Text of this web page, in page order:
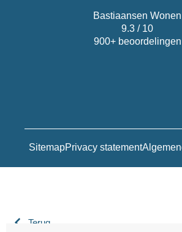
SitemapPrivacy statement
Bastiaansen Wonen
9.3 / 10
900+ beoordelingen
Terug